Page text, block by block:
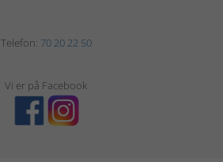
Telefon: 70 20 22 50
Vi er på Facebook